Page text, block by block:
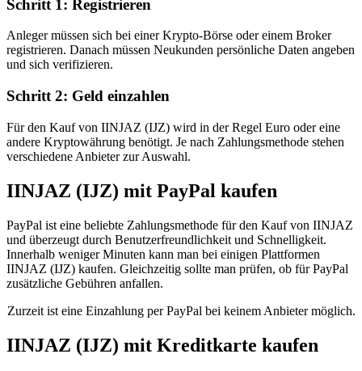
Schritt 1: Registrieren
Anleger müssen sich bei einer Krypto-Börse oder einem Broker
registrieren. Danach müssen Neukunden persönliche Daten angeben
und sich verifizieren.
Schritt 2: Geld einzahlen
Für den Kauf von IINJAZ (IJZ) wird in der Regel Euro oder eine
andere Kryptowährung benötigt. Je nach Zahlungsmethode stehen
verschiedene Anbieter zur Auswahl.
IINJAZ (IJZ) mit PayPal kaufen
PayPal ist eine beliebte Zahlungsmethode für den Kauf von IINJAZ
und überzeugt durch Benutzerfreundlichkeit und Schnelligkeit.
Innerhalb weniger Minuten kann man bei einigen Plattformen
IINJAZ (IJZ) kaufen. Gleichzeitig sollte man prüfen, ob für PayPal
zusätzliche Gebühren anfallen.
Zurzeit ist eine Einzahlung per PayPal bei keinem Anbieter möglich.
IINJAZ (IJZ) mit Kreditkarte kaufen